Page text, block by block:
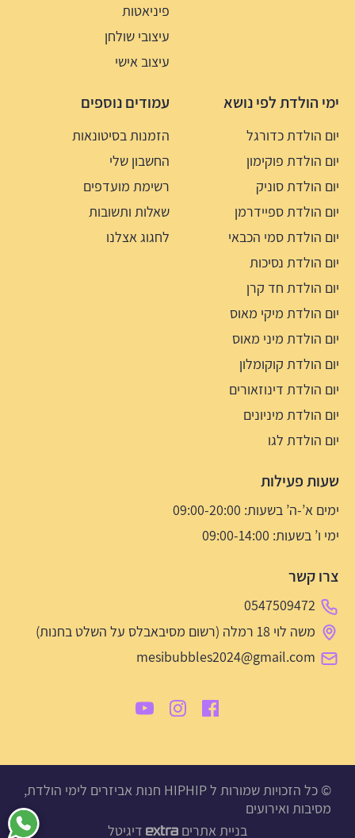
פיניאטות
עיצובי שולחן
עיצוב אישי
ימי הולדת לפי נושא
יום הולדת כדורגל
יום הולדת פוקימון
יום הולדת סוניק
יום הולדת ספיידרמן
יום הולדת סמי הכבאי
יום הולדת נסיכות
יום הולדת חד קרן
יום הולדת מיקי מאוס
יום הולדת מיני מאוס
יום הולדת קוקומלון
יום הולדת דינוזאורים
יום הולדת מיניונים
יום הולדת לגו
עמודים נוספים
הזמנות בסיטונאות
החשבון שלי
רשימת מועדפים
שאלות ותשובות
לחגוג אצלנו
שעות פעילות
ימים א’-ה’ בשעות: 09:00-20:00
ימי ו’ בשעות: 09:00-14:00
צרו קשר
0547509472
משה לוי 18 רמלה (רשום מסיבאבלס על השלט בחנות)
mesibubbles2024@gmail.com
© כל הזכויות שמורות ל HIPHIP חנות אביזרים לימי הולדת,
מסיבות ואירועים
בניית אתרים
דיגיטל